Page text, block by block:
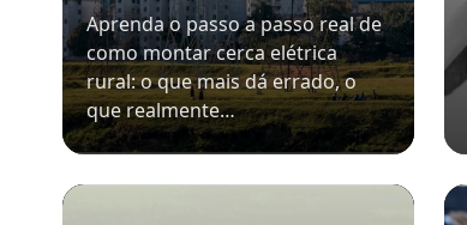
Aprenda o passo a passo real de
como montar cerca elétrica
rural: o que mais dá errado, o
que realmente…